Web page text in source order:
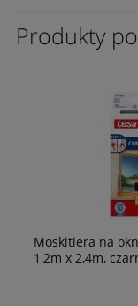
Produkty
Moskitiera na
1,2m x 2,4m,